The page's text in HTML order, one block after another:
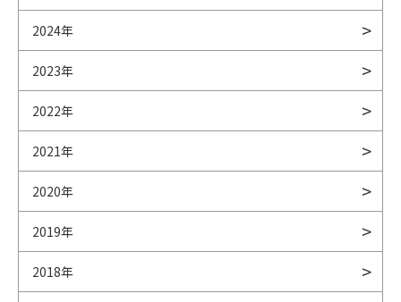
2024年
2023年
2022年
2021年
2020年
2019年
2018年